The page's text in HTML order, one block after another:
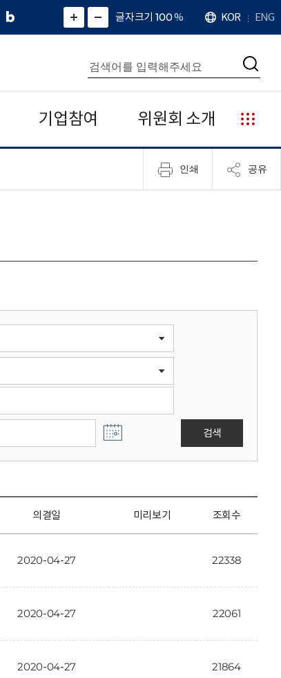
네
그
)
화
면
면
소
확
대
치
글자크기 100%
언
어
KOR ENG
통
합
검
색
검
기업참여 위원회 소개
누
리
집
안
인쇄 공유
검색
의결일 미리보기 조회수
2020-04-27 22338
2020-04-27 22061
2020-04-27 21864